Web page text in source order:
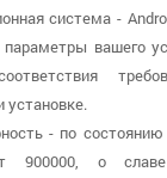
система -
параметры вашего
установке.
- по
900000, о